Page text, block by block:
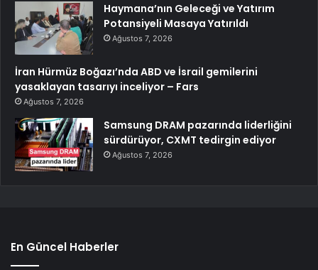
Haymana’nın Geleceği ve Yatırım
Potansiyeli Masaya Yatırıldı
Ağustos 7, 2026
İran Hürmüz Boğazı’nda ABD ve İsrail gemilerini
yasaklayan tasarıyı inceliyor – Fars
Ağustos 7, 2026
Samsung DRAM pazarında liderliğini
sürdürüyor, CXMT tedirgin ediyor
Ağustos 7, 2026
En Güncel Haberler